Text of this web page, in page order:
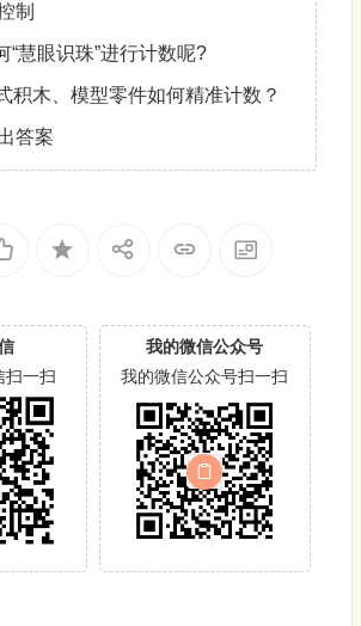
制
“慧眼识珠”进行计数呢?
积木、模型零件如何精准计数？
答案
扫一扫
我的微信公众号
我的微信公众号扫一扫